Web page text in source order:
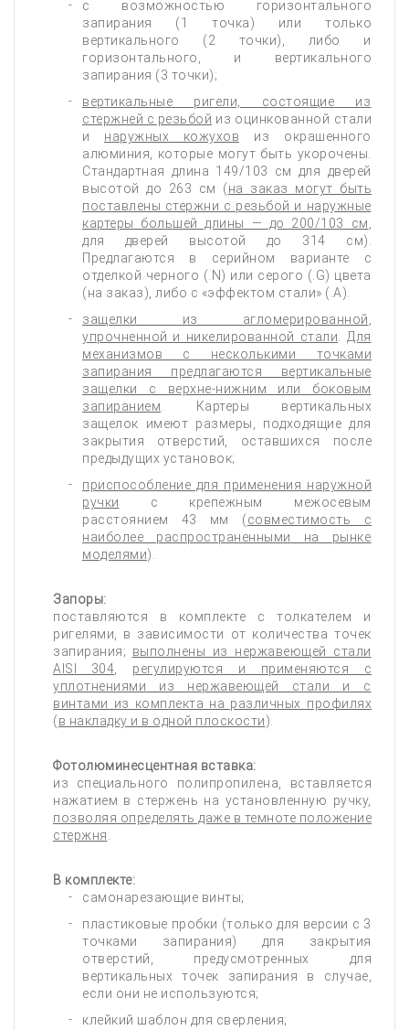
с возможностью горизонтального
запирания (1 точка) или только
вертикального (2 точки), либо и
горизонтального, и вертикального
запирания (3 точки);
вертикальные ригели, состоящие из
стержней с резьбой из оцинкованной стали
и наружных кожухов из окрашенного
алюминия, которые могут быть укорочены.
Стандартная длина 149/103 см для дверей
высотой до 263 см (на заказ могут быть
поставлены стержни с резьбой и наружные
картеры большей длины — до 200/103 см
для дверей высотой до 314 см).
Предлагаются в серийном варианте с
отделкой черного (.N) или серого (.G) цвета
(на заказ), либо с «эффектом стали» (.A).
защелки из агломерированной
упрочненной и никелированной стали
Для
механизмов с несколькими точками
запирания предлагаются вертикальные
защелки с верхне-нижним или боковым
запиранием . Картеры вертикальных
защелок имеют размеры, подходящие для
закрытия отверстий, оставшихся после
предыдущих установок;
приспособление для применения наружной
ручки с крепежным межосевым
расстоянием 43 мм (совместимость с
наиболее распространенными на рынке
моделями).
Запоры:
поставляются в комплекте с толкателем и
ригелями, в зависимости от количества точек
запирания; выполнены из нержавеющей стали
AISI 304
регулируются и применяются с
уплотнениями из нержавеющей стали и с
винтами из комплекта на различных профилях
(в накладку и в одной плоскости).
Фотолюминесцентная вставка:
из специального полипропилена, вставляется
нажатием в стержень на установленную ручку,
позволяя определять даже в темноте положение
стержня
В комплекте:
самонарезающие винты;
пластиковые пробки (только для версии с 3
точками запирания) для закрытия
отверстий, предусмотренных для
вертикальных точек запирания в случае,
если они не используются;
клейкий шаблон для сверления;